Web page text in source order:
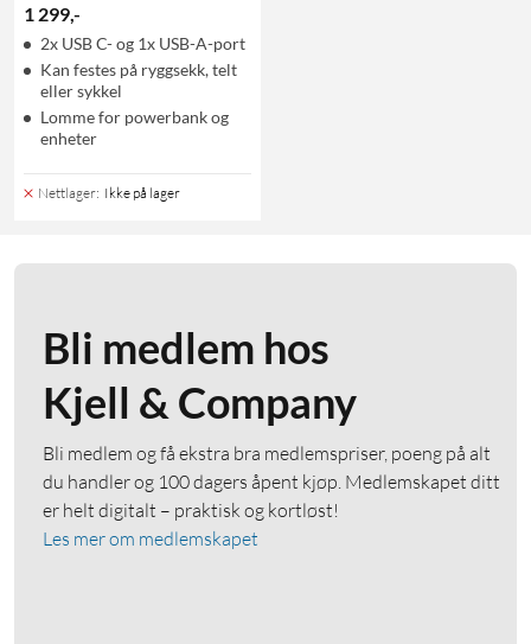
1 299,-
2x USB C- og 1x USB-A-port
Kan festes på ryggsekk, telt
eller sykkel
Lomme for powerbank og
enheter
Nettlager: Ikke på lager
Bli medlem hos
Kjell & Company
Bli medlem og få ekstra bra medlemspriser, poeng på alt
du handler og 100 dagers åpent kjøp. Medlemskapet ditt
er helt digitalt – praktisk og kortløst!
Les mer om medlemskapet